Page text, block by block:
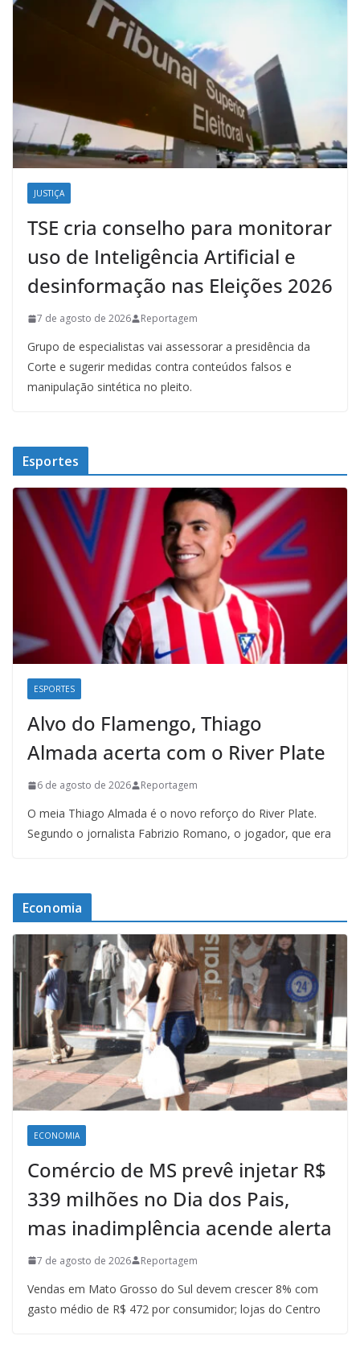
JUSTIÇA
TSE cria conselho para monitorar
uso de Inteligência Artificial e
desinformação nas Eleições 2026
7 de agosto de 2026 Reportagem
Grupo de especialistas vai assessorar a presidência da
Corte e sugerir medidas contra conteúdos falsos e
manipulação sintética no pleito.
Esportes
ESPORTES
Alvo do Flamengo, Thiago
Almada acerta com o River Plate
6 de agosto de 2026 Reportagem
O meia Thiago Almada é o novo reforço do River Plate.
Segundo o jornalista Fabrizio Romano, o jogador, que era
Economia
ECONOMIA
Comércio de MS prevê injetar R$
339 milhões no Dia dos Pais,
mas inadimplência acende alerta
7 de agosto de 2026 Reportagem
Vendas em Mato Grosso do Sul devem crescer 8% com
gasto médio de R$ 472 por consumidor; lojas do Centro